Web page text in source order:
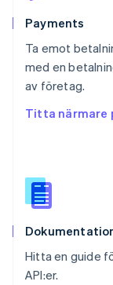
Payments
Ta emot
med en
av företag.
Titta närmare
Hitta en guide
API:er.
English
Deutsch
Singapore
English简体中文
English
Español
Sverige
Thailand
ไทย